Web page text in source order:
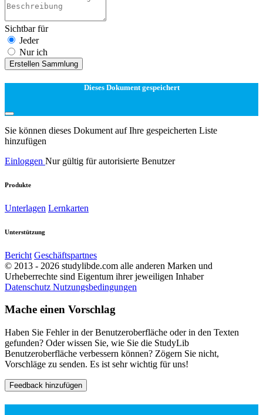
Sichtbar für
Jeder
Nur ich
Erstellen Sammlung
Dieses Dokument gespeichert
Sie können dieses Dokument auf Ihre gespeicherten Liste
hinzufügen
Einloggen Nur gültig für autorisierte Benutzer
Produkte
Unterlagen Lernkarten
Unterstützung
Bericht Geschäftspartnes
© 2013 - 2026 studylibde.com alle anderen Marken und
Urheberrechte sind Eigentum ihrer jeweiligen Inhaber
Datenschutz Nutzungsbedingungen
Mache einen Vorschlag
Haben Sie Fehler in der Benutzeroberfläche oder in den Texten
gefunden? Oder wissen Sie, wie Sie die StudyLib
Benutzeroberfläche verbessern können? Zögern Sie nicht,
Vorschläge zu senden. Es ist sehr wichtig für uns!
Feedback hinzufügen